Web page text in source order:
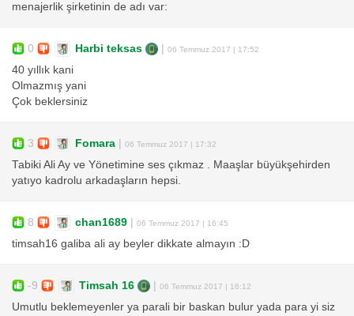
menajerlik şirketinin de adı var:
0 Harbi teksas 06 Temmuz 2017 | 17:52
40 yıllık kani
Olmazmış yani
Çok beklersiniz
3 Fomara 06 Temmuz 2017 | 17:32
Tabiki Ali Ay ve Yönetimine ses çıkmaz . Maaşlar büyükşehirden
yatıyo kadrolu arkadaşların hepsi.
8 chan1689 06 Temmuz 2017 | 16:45
timsah16 galiba ali ay beyler dikkate almayın :D
-9 Timsah 16 06 Temmuz 2017 | 16:12
Umutlu beklemeyenler ya parali bir baskan bulur yada para yi siz